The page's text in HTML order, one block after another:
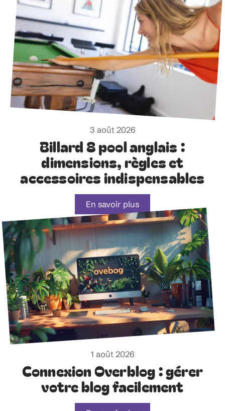
3 août 2026
Billard 8 pool anglais :
dimensions, règles et
accessoires indispensables
En savoir plus
1 août 2026
Connexion Overblog : gérer
votre blog facilement